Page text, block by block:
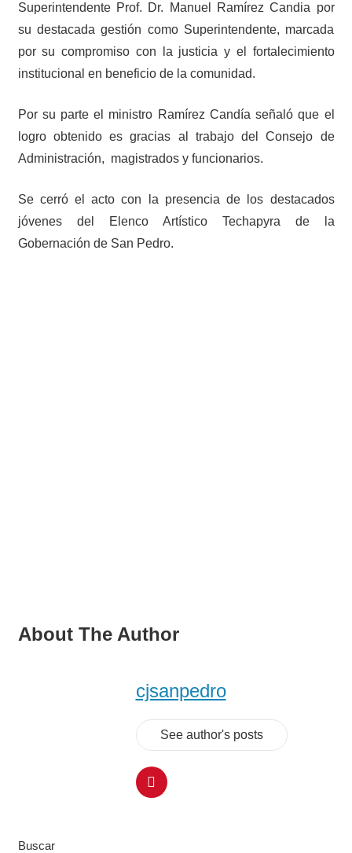
Superintendente Prof. Dr. Manuel Ramírez Candia por
su destacada gestión como Superintendente, marcada
por su compromiso con la justicia y el fortalecimiento
institucional en beneficio de la comunidad.
Por su parte el ministro Ramírez Candía señaló que el
logro obtenido es gracias al trabajo del Consejo de
Administración, magistrados y funcionarios.
Se cerró el acto con la presencia de los destacados
jóvenes del Elenco Artístico Techapyra de la
Gobernación de San Pedro.
About The Author
cjsanpedro
See author's posts
Buscar